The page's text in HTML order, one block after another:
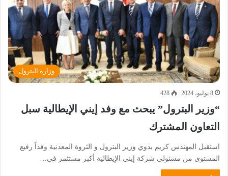
وزارة البترول
8 يوليو، 2024 428
“وزير البترول” يبحث مع وفد إيني الإيطالية سبل
التعاون المشترك
استقبل المهندس كريم بدوي وزير البترول و الثروة المعدنية وفداً رفيع
المستوى من مسئولي شركة إيني الإيطالية أكبر مستثمر في…